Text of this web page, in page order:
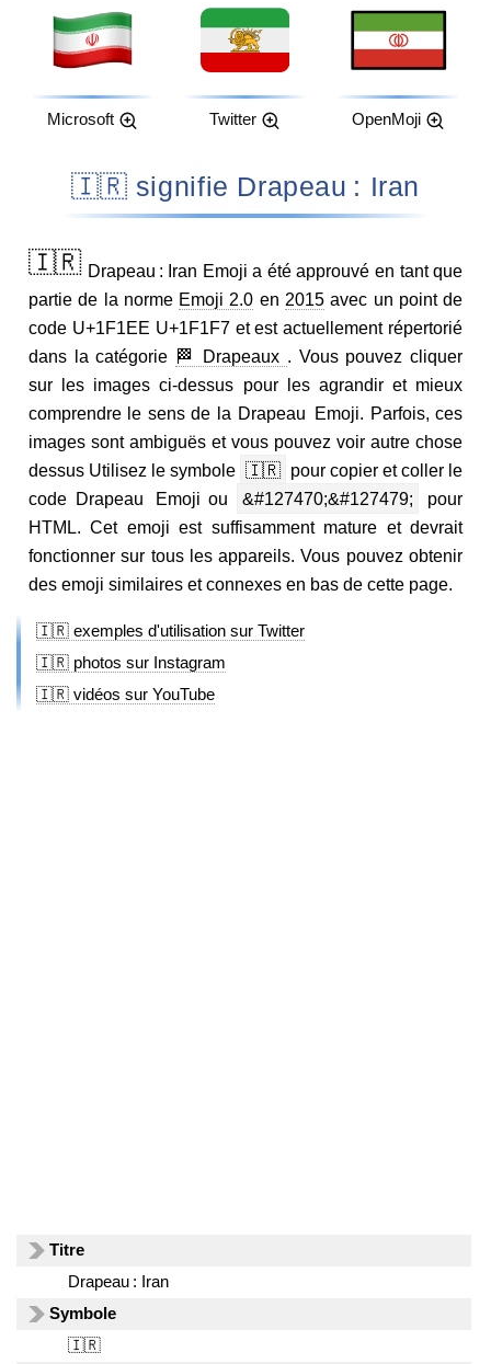
Microsoft Twitter OpenMoji
🇮🇷 signifie Drapeau : Iran
🇮🇷 Drapeau : Iran Emoji a été approuvé en tant que
partie de la norme Emoji 2.0 en 2015avec un point de
code U+1F1EE U+1F1F7 et est actuellement répertorié
dans la catégorie 🏁 Drapeaux . Vous pouvez cliquer
sur les images ci-dessus pour les agrandir et mieux
comprendre le sens de la Drapeau Emoji. Parfois, ces
images sont ambiguës et vous pouvez voir autre chose
dessus Utilisez le symbole 🇮🇷 pour copier et coller le
code Drapeau Emoji ou
&#127470;&#127479;
pour
HTML. Cet emoji est suffisamment mature et devrait
fonctionner sur tous les appareils. Vous pouvez obtenir
des emoji similaires et connexes en bas de cette page.
🇮🇷 exemples d'utilisation sur Twitter
🇮🇷 photos sur Instagram
🇮🇷 vidéos sur YouTube
Titre
Drapeau : Iran
Symbole
🇮🇷